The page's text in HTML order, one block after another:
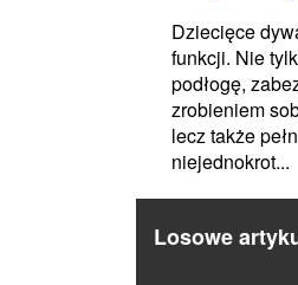
Dziecięce
funkcji. Nie
podłogę,
zrobieniem
lecz także
niejednokrot...
Losowe